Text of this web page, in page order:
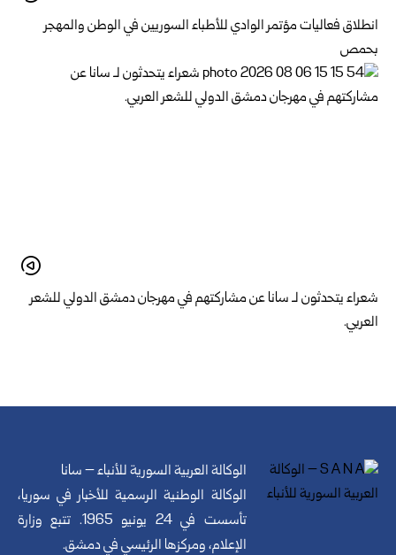
انطلاق فعاليات مؤتمر الوادي للأطباء السوريين في الوطن والمهجر
بحمص
شعراء يتحدثون لـ سانا عن مشاركتهم في مهرجان دمشق الدولي للشعر
العربي.
الوكالة العربية السورية للأنباء – سانا
الوكالة الوطنية الرسمية للأخبار في سوريا،
تأسست في 24 يونيو 1965. تتبع وزارة
الإعلام، ومركزها الرئيسي في دمشق.